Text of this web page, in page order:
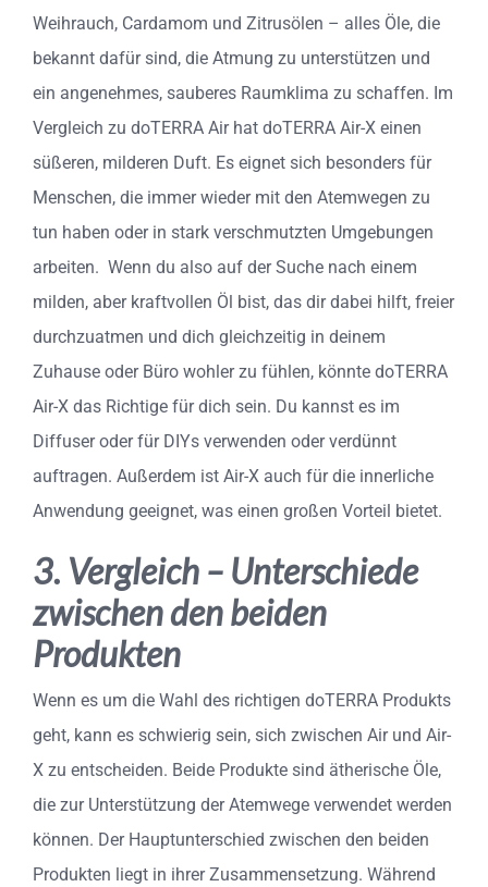
Weihrauch, Cardamom und Zitrusölen – alles Öle, die
bekannt dafür sind, die Atmung zu unterstützen und
ein angenehmes, sauberes Raumklima zu schaffen. Im
Vergleich zu doTERRA Air hat doTERRA Air-X einen
süßeren, milderen Duft. Es eignet sich besonders für
Menschen, die immer wieder mit den Atemwegen zu
tun haben oder in stark verschmutzten Umgebungen
arbeiten. Wenn du also auf der Suche nach einem
milden, aber kraftvollen Öl bist, das dir dabei hilft, freier
durchzuatmen und dich gleichzeitig in deinem
Zuhause oder Büro wohler zu fühlen, könnte doTERRA
Air-X das Richtige für dich sein. Du kannst es im
Diffuser oder für DIYs verwenden oder verdünnt
auftragen. Außerdem ist Air-X auch für die innerliche
Anwendung geeignet, was einen großen Vorteil bietet.
3. Vergleich – Unterschiede
zwischen den beiden
Produkten
Wenn es um die Wahl des richtigen doTERRA Produkts
geht, kann es schwierig sein, sich zwischen Air und Air-
X zu entscheiden. Beide Produkte sind ätherische Öle,
die zur Unterstützung der Atemwege verwendet werden
können. Der Hauptunterschied zwischen den beiden
Produkten liegt in ihrer Zusammensetzung. Während